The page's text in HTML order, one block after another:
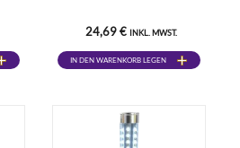
24,69 € INKL. MWST.
IN DEN WARENKORB LEGEN